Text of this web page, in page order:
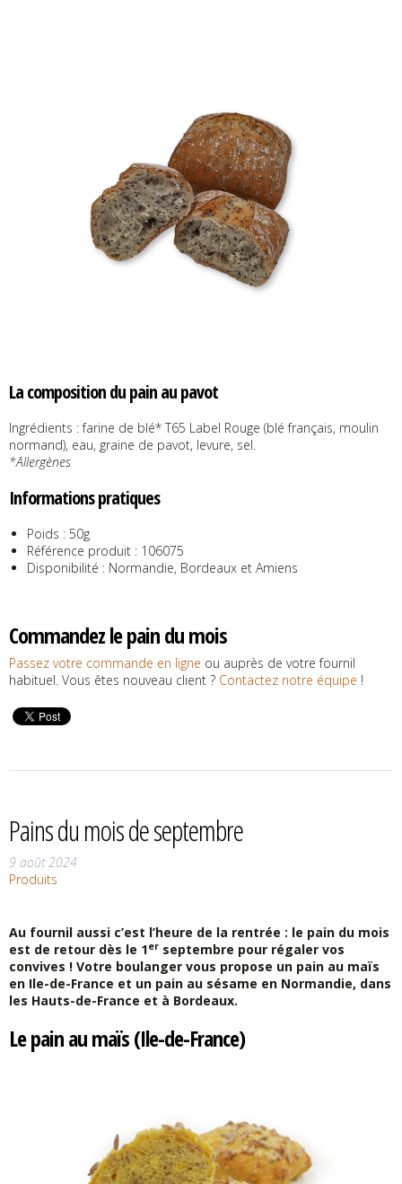
La composition du pain au pavot
Ingrédients : farine de blé* T65 Label Rouge (blé français, moulin
normand), eau, graine de pavot, levure, sel.
*Allergènes
Informations pratiques
Poids : 50g
Référence produit : 106075
Disponibilité : Normandie, Bordeaux et Amiens
Commandez le pain du mois
Passez votre commande en ligne ou auprès de votre fournil
habituel. Vous êtes nouveau client ? Contactez notre équipe !
Pains du mois de septembre
9 août 2024
Produits
Au fournil aussi c’est l’heure de la rentrée : le pain du mois
est de retour dès le 1er septembre pour régaler vos
convives ! Votre boulanger vous propose un pain au maïs
en Ile-de-France et un pain au sésame en Normandie, dans
les Hauts-de-France et à Bordeaux.
Le pain au maïs (Ile-de-France)